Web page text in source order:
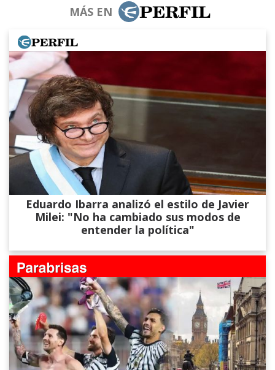
MÁS EN
Eduardo Ibarra analizó el estilo de Javier
Milei: "No ha cambiado sus modos de
entender la política"